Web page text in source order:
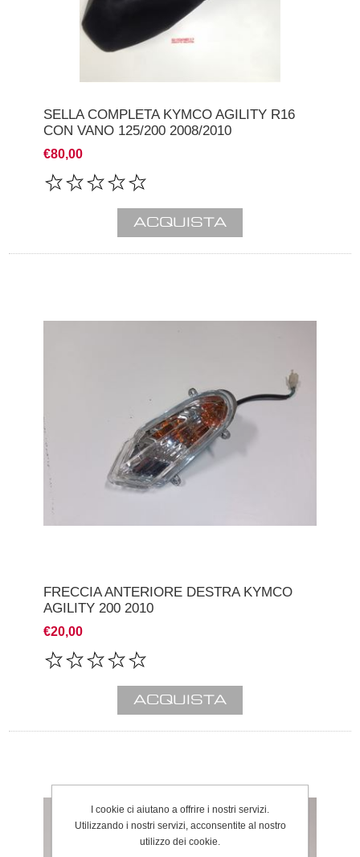
SELLA COMPLETA KYMCO AGILITY R16
CON VANO 125/200 2008/2010
€80,00
FRECCIA ANTERIORE DESTRA KYMCO
AGILITY 200 2010
€20,00
I cookie ci aiutano a offrire i nostri servizi.
Utilizzando i nostri servizi, acconsentite al nostro
utilizzo dei cookie.